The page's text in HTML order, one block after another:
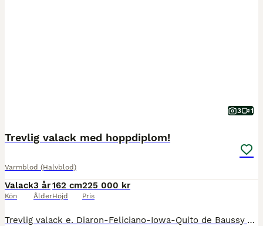
3 1
Trevlig valack med hoppdiplom!
Varmblod (Halvblod)
Valack
Kön
3 år
Ålder
162 cm
Höjd
225 000 kr
Pris
Trevlig valack e. Diaron-Feliciano-Iowa-Quito de Baussy Visad på 3 årstest med 9,5-9 i hoppningen. Inriden, röntgad ben, rygg, nacke, hals. Snäll att verka, spola, lasta, köra. Har syskon som har h